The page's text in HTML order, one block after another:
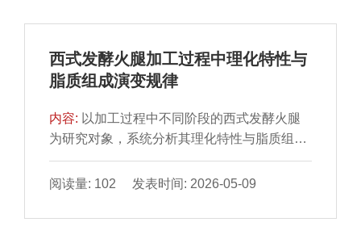
d。实验结束后屠宰取背最长肌样品，4 ℃条
标、质构特性、常规营养成分、脂肪酸组成、
抗氧化能力、肌纤维特性、超微结构及水分迁
在排酸过程中红度值、熟肉率显著上升（P＜
0.05），同时AMRF组的多不饱和脂肪酸含量
随排酸时间显著上升（P＜0.05），亮度、黄
度、剪切力和蒸煮损失显著降低（P＜
西式发酵火腿加工过程中理化特性与
脂质组成演变规律
内容: 以加工过程中不同阶段的西式发酵火腿
为研究对象，系统分析其理化特性与脂质组成
的动态变化规律。通过测定水分含量、水分活
度及过氧化值，结合气相色谱法分析脂肪酸组
果表明，随着加工进程推进，火腿水分含量持
阅读量: 102 发表时间: 2026-05-09